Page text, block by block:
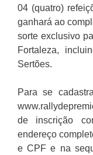
04 (quatro)
ganhará ao
sorte exclusivo
Fortaleza,
Sertões.
Para se
de inscrição
endereço
e CPF e na